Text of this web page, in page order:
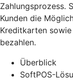
Zahlungsprozess.
Kunden die
Kreditkarten
bezahlen.
Überblick
SoftPOS-